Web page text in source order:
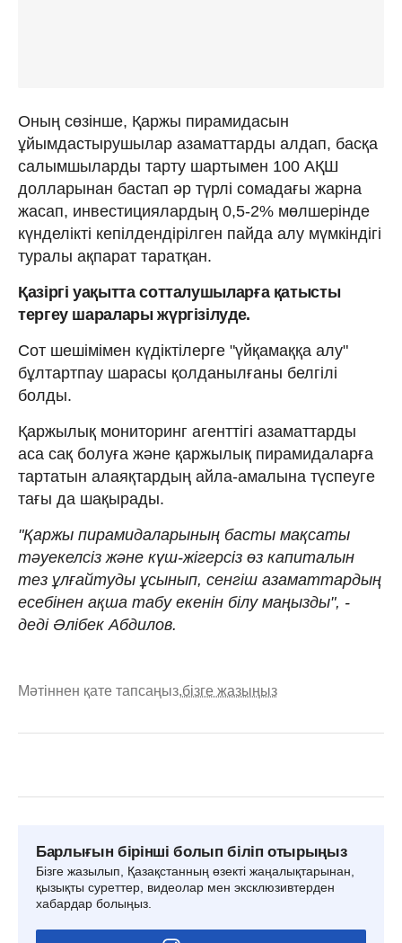
Оның сөзінше, Қаржы пирамидасын
ұйымдастырушылар азаматтарды алдап, басқа
салымшыларды тарту шартымен 100 АҚШ
долларынан бастап әр түрлі сомадағы жарна
жасап, инвестициялардың 0,5-2% мөлшерінде
күнделікті кепілдендірілген пайда алу мүмкіндігі
туралы ақпарат таратқан.
Қазіргі уақытта сотталушыларға қатысты
тергеу шаралары жүргізілуде.
Сот шешімімен күдіктілерге "үйқамаққа алу"
бұлтартпау шарасы қолданылғаны белгілі
болды.
Қаржылық мониторинг агенттігі азаматтарды
аса сақ болуға және қаржылық пирамидаларға
тартатын алаяқтардың айла-амалына түспеуге
тағы да шақырады.
"Қаржы пирамидаларының басты мақсаты
тәуекелсіз және күш-жігерсіз өз капиталын
тез ұлғайтуды ұсынып, сенгіш азаматтардың
есебінен ақша табу екенін білу маңызды", -
деді Әлібек Абдилов.
Мәтіннен қате тапсаңыз,бізге жазыңыз
Барлығын бірінші болып біліп отырыңыз
Бізге жазылып, Қазақстанның өзекті жаңалықтарынан,
қызықты суреттер, видеолар мен эксклюзивтерден
хабардар болыңыз.